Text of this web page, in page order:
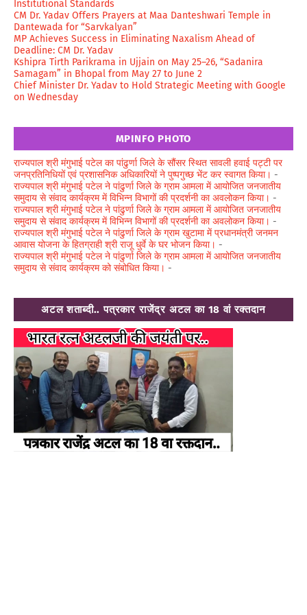
Institutional Standards
CM Dr. Yadav Offers Prayers at Maa Danteshwari Temple in
Dantewada for “Sarvkalyan”
MP Achieves Success in Eliminating Naxalism Ahead of
Deadline: CM Dr. Yadav
Kshipra Tirth Parikrama in Ujjain on May 25–26, “Sadanira
Samagam” in Bhopal from May 27 to June 2
Chief Minister Dr. Yadav to Hold Strategic Meeting with Google
on Wednesday
MPINFO PHOTO
राज्यपाल श्री मंगुभाई पटेल का पांढुर्णा जिले के सौंसर स्थित सावली हवाई पट्टी पर
जनप्रतिनिधियों एवं प्रशासनिक अधिकारियों ने पुष्पगुच्छ भेंट कर स्वागत किया। -
राज्यपाल श्री मंगुभाई पटेल ने पांढुर्णा जिले के ग्राम आमला में आयोजित जनजातीय
समुदाय से संवाद कार्यक्रम में विभिन्न विभागों की प्रदर्शनी का अवलोकन किया। -
राज्यपाल श्री मंगुभाई पटेल ने पांढुर्णा जिले के ग्राम आमला में आयोजित जनजातीय
समुदाय से संवाद कार्यक्रम में विभिन्न विभागों की प्रदर्शनी का अवलोकन किया। -
राज्यपाल श्री मंगुभाई पटेल ने पांढुर्णा जिले के ग्राम खुटामा में प्रधानमंत्री जनमन
आवास योजना के हितग्राही श्री राजू धुर्वे के घर भोजन किया। -
राज्यपाल श्री मंगुभाई पटेल ने पांढुर्णा जिले के ग्राम आमला में आयोजित जनजातीय
समुदाय से संवाद कार्यक्रम को संबोधित किया। -
अटल शताब्दी.. पत्रकार राजेंद्र अटल का 18 वां रक्तदान